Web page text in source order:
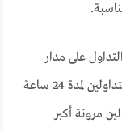
على مدار
الساعة. نظرًا لطبيعته العالمية، يُفتح السوق للمتداولين لمدة 24 ساعة
مرونة أكبر